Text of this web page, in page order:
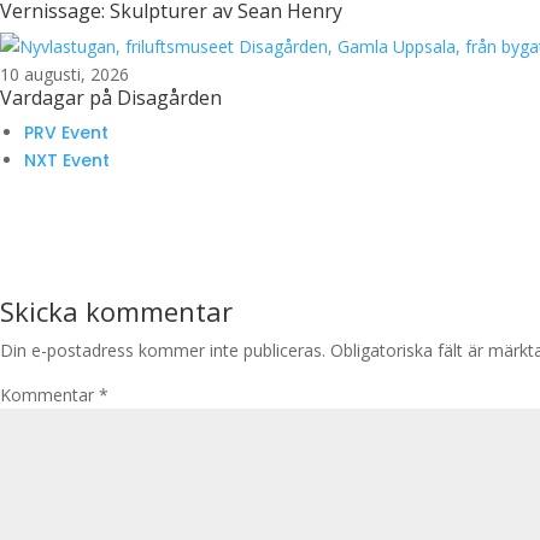
Vernissage: Skulpturer av Sean Henry
10 augusti, 2026
Vardagar på Disagården
PRV Event
NXT Event
Skicka kommentar
Din e-postadress kommer inte publiceras. Obligatoriska fält är
Kommentar *